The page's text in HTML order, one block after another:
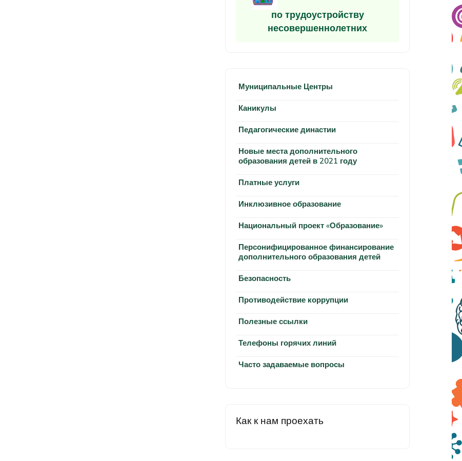
по трудоустройству
несовершеннолетних
Муниципальные Центры
Каникулы
Педагогические династии
Новые места дополнительного
образования детей в 2021 году
Платные услуги
Инклюзивное образование
Национальный проект «Образование»
Персонифицированное финансирование
дополнительного образования детей
Безопасность
Противодействие коррупции
Полезные ссылки
Телефоны горячих линий
Часто задаваемые вопросы
Как к нам проехать